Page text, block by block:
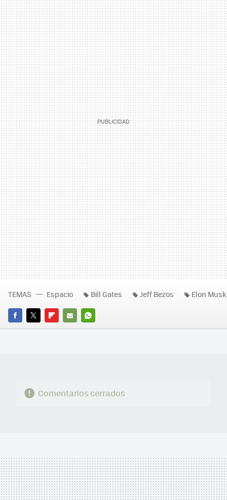
FACEBOOK
TWITTERFLIPBOARD
E-
WHATSAPP
TEMAS Espacio Bill Gates Jeff Bezos Elon Musk
Comentarios cerrados